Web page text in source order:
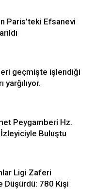
Paris’teki Efsanevi
geçmişte işlendiği
yarğılıyor.
Peygamberi Hz.
Buluştu
Ligi Zaferi
Düşürdü: 780 Kişi